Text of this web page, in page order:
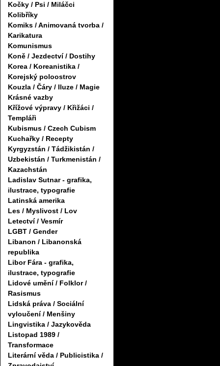
Kočky / Psi / Miláčci
Kolibříky
Komiks / Animovaná tvorba /
Karikatura
Komunismus
Koně / Jezdectví / Dostihy
Korea / Koreanistika /
Korejský poloostrov
Kouzla / Čáry / Iluze / Magie
Krásné vazby
Křížové výpravy / Křižáci /
Templáři
Kubismus / Czech Cubism
Kuchařky / Recepty
Kyrgyzstán / Tádžikistán /
Uzbekistán / Turkmenistán /
Kazachstán
Ladislav Sutnar - grafika,
ilustrace, typografie
Latinská amerika
Les / Myslivost / Lov
Letectví / Vesmír
LGBT / Gender
Libanon / Libanonská
republika
Libor Fára - grafika,
ilustrace, typografie
Lidové umění / Folklor /
Rasismus
Lidská práva / Sociální
vyloučení / Menšiny
Lingvistika / Jazykověda
Listopad 1989 /
Transformace
Literární věda / Publicistika /